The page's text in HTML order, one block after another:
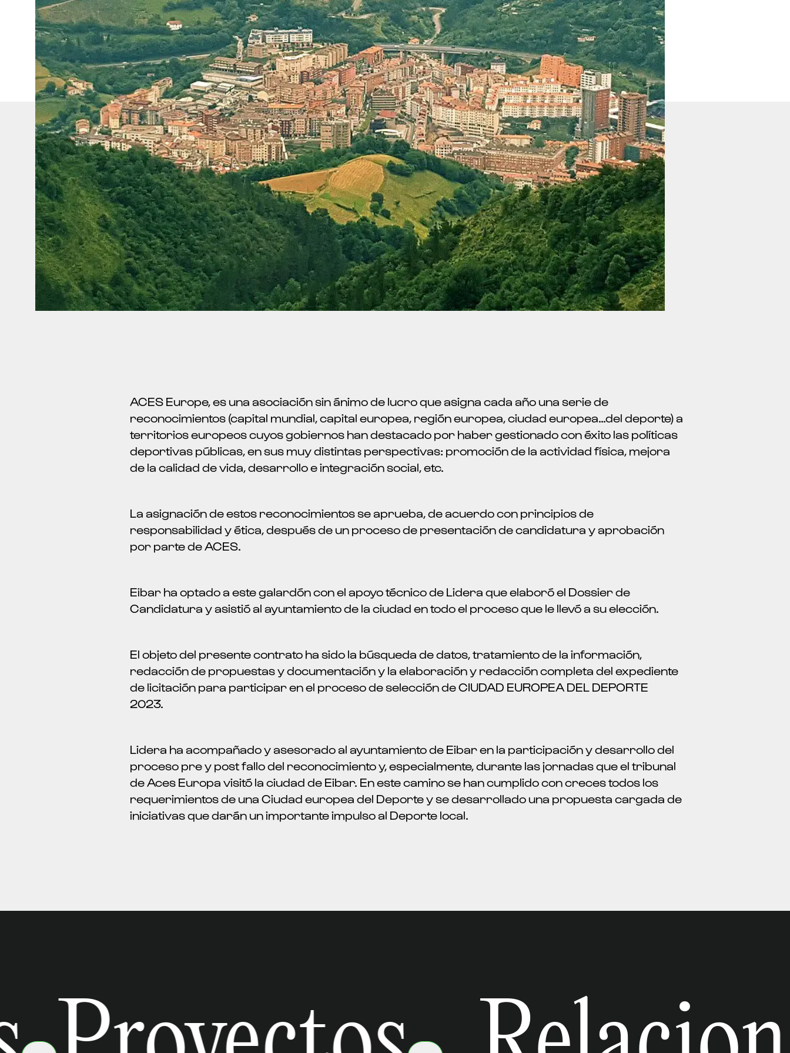
ACES Europe, es una asociación sin ánimo de lucro que asigna cada año una serie de
reconocimientos (capital mundial, capital europea, región europea, ciudad europea…del deporte) a
territorios europeos cuyos gobiernos han destacado por haber gestionado con éxito las políticas
deportivas públicas, en sus muy distintas perspectivas: promoción de la actividad física, mejora
de la calidad de vida, desarrollo e integración social, etc.
La asignación de estos reconocimientos se aprueba, de acuerdo con principios de
responsabilidad y ética, después de un proceso de presentación de candidatura y aprobación
por parte de ACES.
Eibar ha optado a este galardón con el apoyo técnico de Lidera que elaboró el Dossier de
Candidatura y asistió al ayuntamiento de la ciudad en todo el proceso que le llevó a su elección.
El objeto del presente contrato ha sido la búsqueda de datos, tratamiento de la información,
redacción de propuestas y documentación y la elaboración y redacción completa del expediente
de licitación para participar en el proceso de selección de CIUDAD EUROPEA DEL DEPORTE
2023.
Lidera ha acompañado y asesorado al ayuntamiento de Eibar en la participación y desarrollo del
proceso pre y post fallo del reconocimiento y, especialmente, durante las jornadas que el tribunal
de Aces Europa visitó la ciudad de Eibar. En este camino se han cumplido con creces todos los
requerimientos de una Ciudad europea del Deporte y se desarrollado una propuesta cargada de
iniciativas que darán un importante impulso al Deporte local.